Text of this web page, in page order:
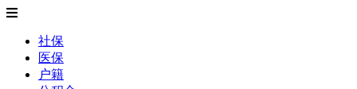
社保
医保
户籍